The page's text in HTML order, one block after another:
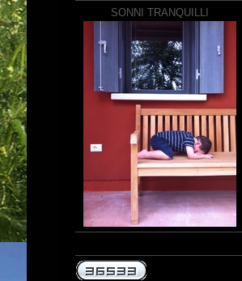
SONNI TRANQUILLI